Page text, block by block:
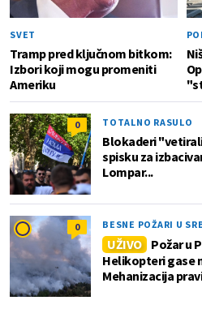
SVET
Tramp pred ključnom bitkom:
Izbori koji mogu promeniti
Ameriku
0 TOTALNO RASULO
Blokaderi
spisku za
Lompar...
0 BESNE POŽARI U
UŽIVO
Požar u
Helikopteri gase
Mehanizacija